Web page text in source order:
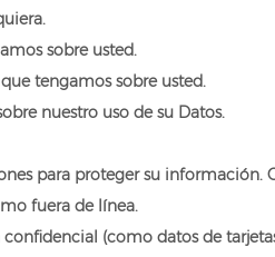
sobre usted.
tengamos sobre usted.
nuestro uso de su Datos.
para proteger su
fuera de línea.
(como datos de